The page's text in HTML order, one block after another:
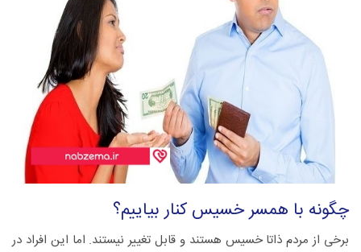
چگونه با همسر خسیس کنار بیاییم؟
برخی از مردم ذاتا خسیس هستند و قابل تغییر نیستند. اما این افراد در